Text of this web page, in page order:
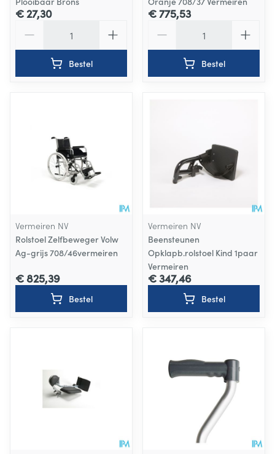
€ 27,30
Bestel
€ 775,53
Bestel
Vermeiren NV
Rolstoel Zelfbeweger Volw
Ag-grijs 708/46vermeiren
€ 825,39
Bestel
Vermeiren NV
Beensteunen
Opklapb.rolstoel Kind 1paar
Vermeiren
€ 347,46
Bestel